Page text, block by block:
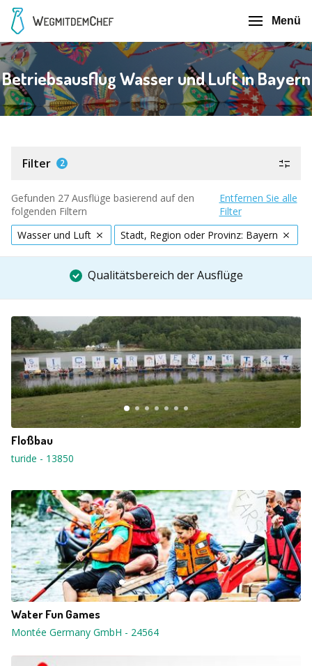
Menü
Betriebsausflug Wasser und Luft in Bayern
Filter 2
Gefunden 27 Ausflüge basierend auf den
folgenden Filtern
Entfernen Sie alle
Filter
Wasser und Luft
Stadt, Region oder Provinz: Bayern
Qualitätsbereich der Ausflüge
Floßbau
turide - 13850
Water Fun Games
Montée Germany GmbH - 24564